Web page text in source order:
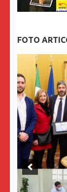
FOTO